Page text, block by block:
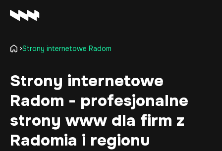
O firmie
Kariera
Kontakt
Strony internetowe Radom
Strony internetowe
Radom - profesjonalne
strony www dla firm z
Radomia i regionu